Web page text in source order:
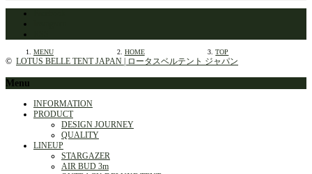
MENU HOME TOP
© LOTUS BELLE TENT JAPAN | ロータスベルテント ジャパン
Menu
INFORMATION
PRODUCT
DESIGN JOURNEY
QUALITY
LINEUP
STARGAZER
AIR BUD 3m